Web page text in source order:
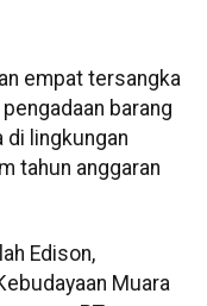
empat tersangka
barang
di lingkungan
tahun anggaran
Edison,
Muara